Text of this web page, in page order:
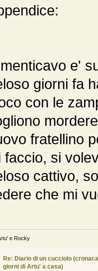
e'
giorni fa
con le
fratellino
faccio, si
cattivo,
che mi
e Rocky
Re: Diario di un cucciolo
giorni di Artu' a casa)